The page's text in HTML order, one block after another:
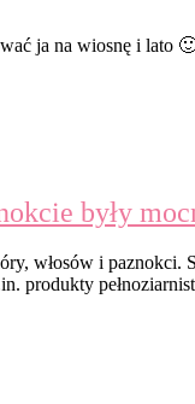
ja na wiosnę i
były
włosów i
produkty